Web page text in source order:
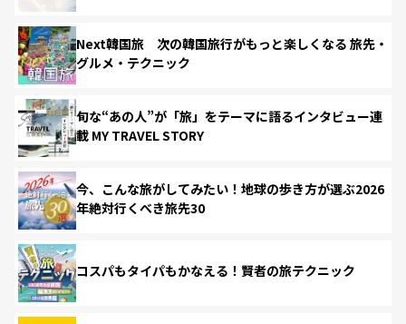
Next韓国旅 次の韓国旅行がもっと楽しくなる 旅先・
グルメ・テクニック
旬な“あの人”が「旅」をテーマに語るインタビュー連
載 MY TRAVEL STORY
今、こんな旅がしてみたい！地球の歩き方が選ぶ2026
年絶対行くべき旅先30
コスパもタイパもかなえる！賢者の旅テクニック